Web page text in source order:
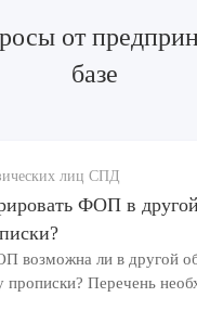
от
базе
лиц СПД
ФОП в
возможна ли в другой
прописки? Перечень